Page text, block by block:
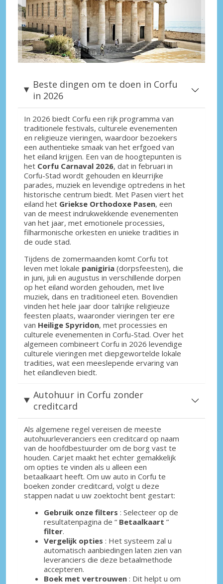
Beste dingen om te doen in Corfu
in 2026
In 2026 biedt Corfu een rijk programma van
traditionele festivals, culturele evenementen
en religieuze vieringen, waardoor bezoekers
een authentieke smaak van het erfgoed van
het eiland krijgen. Een van de hoogtepunten is
het Corfu Carnaval 2026, dat in februari in
Corfu-Stad wordt gehouden en kleurrijke
parades, muziek en levendige optredens in het
historische centrum biedt. Met Pasen viert het
eiland het Griekse Orthodoxe Pasen, een
van de meest indrukwekkende evenementen
van het jaar, met emotionele processies,
filharmonische orkesten en unieke tradities in
de oude stad.
Tijdens de zomermaanden komt Corfu tot
leven met lokale panigiria (dorpsfeesten), die
in juni, juli en augustus in verschillende dorpen
op het eiland worden gehouden, met live
muziek, dans en traditioneel eten. Bovendien
vinden het hele jaar door talrijke religieuze
feesten plaats, waaronder vieringen ter ere
van Heilige Spyridon, met processies en
culturele evenementen in Corfu-Stad. Over het
algemeen combineert Corfu in 2026 levendige
culturele vieringen met diepgewortelde lokale
tradities, wat een meeslepende ervaring van
het eilandleven biedt.
Autohuur in Corfu zonder
creditcard
Als algemene regel vereisen de meeste
autohuurleveranciers een creditcard op naam
van de hoofdbestuurder om de borg vast te
houden. Carjet maakt het echter gemakkelijk
om opties te vinden als u alleen een
betaalkaart heeft. Om uw auto in Corfu te
boeken zonder creditcard, volgt u deze
stappen nadat u uw zoektocht bent gestart:
Gebruik onze filters : Selecteer op de
resultatenpagina de “ Betaalkaart ”
filter.
Vergelijk opties : Het systeem zal u
automatisch aanbiedingen laten zien van
leveranciers die deze betaalmethode
accepteren.
Boek met vertrouwen : Dit helpt u om